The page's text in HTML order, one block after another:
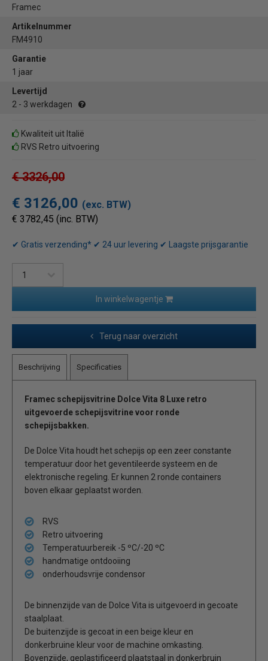
Framec
Artikelnummer
FM4910
Garantie
1 jaar
Levertijd
2 - 3 werkdagen
Kwaliteit uit Italië
RVS Retro uitvoering
€ 3326,00
€ 3126,00 (exc. BTW)
€ 3782,45 (inc. BTW)
✔ Gratis verzending* ✔ 24 uur levering ✔ Laagste prijsgarantie
In winkelwagentje
Terug naar overzicht
Beschrijving Specificaties
Framec schepijsvitrine Dolce Vita 8 Luxe retro
uitgevoerde schepijsvitrine voor ronde
schepijsbakken.
De Dolce Vita houdt het schepijs op een zeer constante
temperatuur door het geventileerde systeem en de
elektronische regeling. Er kunnen 2 ronde containers
boven elkaar geplaatst worden.
RVS
Retro uitvoering
Temperatuurbereik -5 ºC/-20 ºC
handmatige ontdooiing
onderhoudsvrije condensor
De binnenzijde van de Dolce Vita is uitgevoerd in gecoate
staalplaat.
De buitenzijde is gecoat in een beige kleur en
donkerbruine kleur voor de machine omkasting.
Bovenzijde, geplastificeerd plaatstaal in donkerbruin